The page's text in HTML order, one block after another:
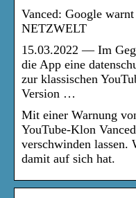
Vanced: Google
NETZWELT
15.03.2022 — Im
die App eine
zur klassischen
Version …
Mit einer Warnung
YouTube-Klon
verschwinden lassen.
damit auf sich hat.